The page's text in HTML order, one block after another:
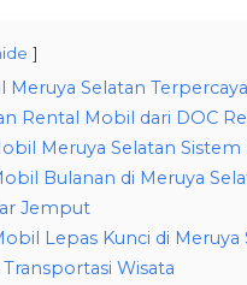
Meruya Selatan Terpercaya
Rental Mobil dari DOC
Meruya Selatan Sistem
Bulanan di Meruya
Jemput
Lepas Kunci di Meruya
Transportasi Wisata